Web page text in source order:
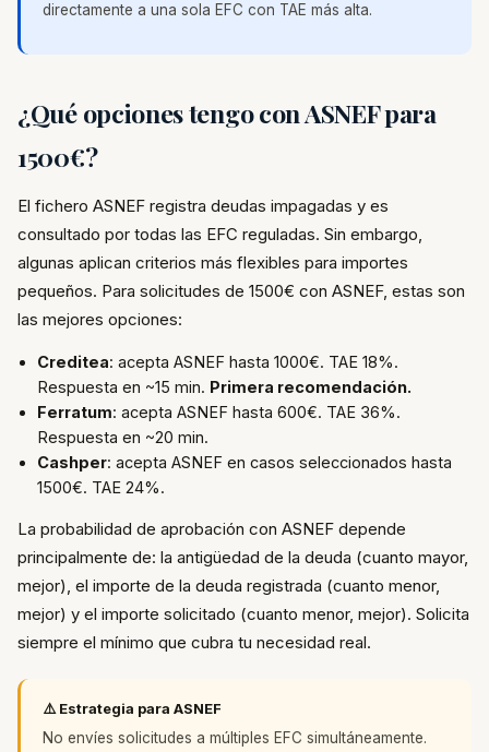
directamente a una sola EFC con TAE más alta.
¿Qué opciones tengo con ASNEF para
1500€?
El fichero ASNEF registra deudas impagadas y es
consultado por todas las EFC reguladas. Sin embargo,
algunas aplican criterios más flexibles para importes
pequeños. Para solicitudes de 1500€ con ASNEF, estas son
las mejores opciones:
Creditea: acepta ASNEF hasta 1000€. TAE 18%.
Respuesta en ~15 min. Primera recomendación.
Ferratum: acepta ASNEF hasta 600€. TAE 36%.
Respuesta en ~20 min.
Cashper: acepta ASNEF en casos seleccionados hasta
1500€. TAE 24%.
La probabilidad de aprobación con ASNEF depende
principalmente de: la antigüedad de la deuda (cuanto mayor,
mejor), el importe de la deuda registrada (cuanto menor,
mejor) y el importe solicitado (cuanto menor, mejor). Solicita
siempre el mínimo que cubra tu necesidad real.
⚠️ Estrategia para ASNEF
No envíes solicitudes a múltiples EFC simultáneamente.